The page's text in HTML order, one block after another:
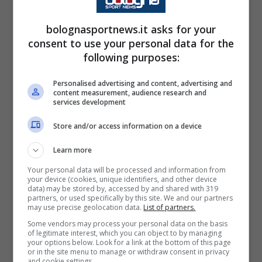
svolto terapie.
È di ieri la notizia dell’infortunio diMartin
Vitik, messo fuori gioco da un trauma
distorsivo alla caviglia. Al Maradona
probabilmente toccherà di nuovo a Helland,
pronto a cogliere un’altra occasione di
crescita.
Terapie anche perCasale e Cambiaghi
rossoblù che rischiano di aver concluso la
stagione anzitempo. Da giorni si allenano in
bolognasportnews.it asks for your
consent to use your personal data for the
following purposes:
Personalised advertising and content, advertising and
content measurement, audience research and
services development
Store and/or access information on a device
Learn more
Your personal data will be processed and information from
your device (cookies, unique identifiers, and other device
data) may be stored by, accessed by and shared with 319
partners, or used specifically by this site. We and our partners
may use precise geolocation data. List of partners.
Some vendors may process your personal data on the basis
of legitimate interest, which you can object to by managing
your options below. Look for a link at the bottom of this page
or in the site menu to manage or withdraw consent in privacy